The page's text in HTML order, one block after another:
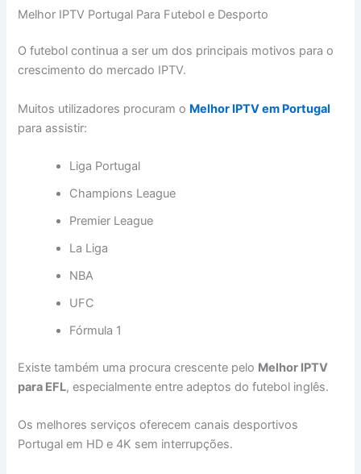
Melhor IPTV Portugal Para Futebol e Desporto
O futebol continua a ser um dos principais motivos para o
crescimento do mercado IPTV.
Muitos utilizadores procuram o Melhor IPTV em Portugal
para assistir:
Liga Portugal
Champions League
Premier League
La Liga
NBA
UFC
Fórmula 1
Existe também uma procura crescente pelo Melhor IPTV
para EFL, especialmente entre adeptos do futebol inglês.
Os melhores serviços oferecem canais desportivos
Portugal em HD e 4K sem interrupções.